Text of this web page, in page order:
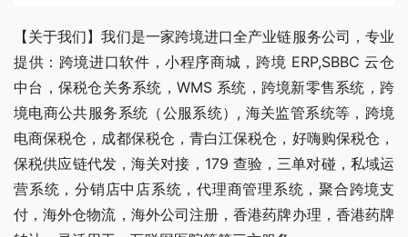
【关于我们】我们是一家跨境进口全产业链服务公司，专业
提供：跨境进口软件，小程序商城，跨境 ERP,SBBC 云仓
中台，保税仓关务系统，WMS 系统，跨境新零售系统，跨
境电商公共服务系统（公服系统）, 海关监管系统等，跨境
电商保税仓，成都保税仓，青白江保税仓，好嗨购保税仓，
保税供应链代发，海关对接，179 查验，三单对碰，私域运
营系统，分销店中店系统，代理商管理系统，聚合跨境支
付，海外仓物流，海外公司注册，香港药牌办理，香港药牌